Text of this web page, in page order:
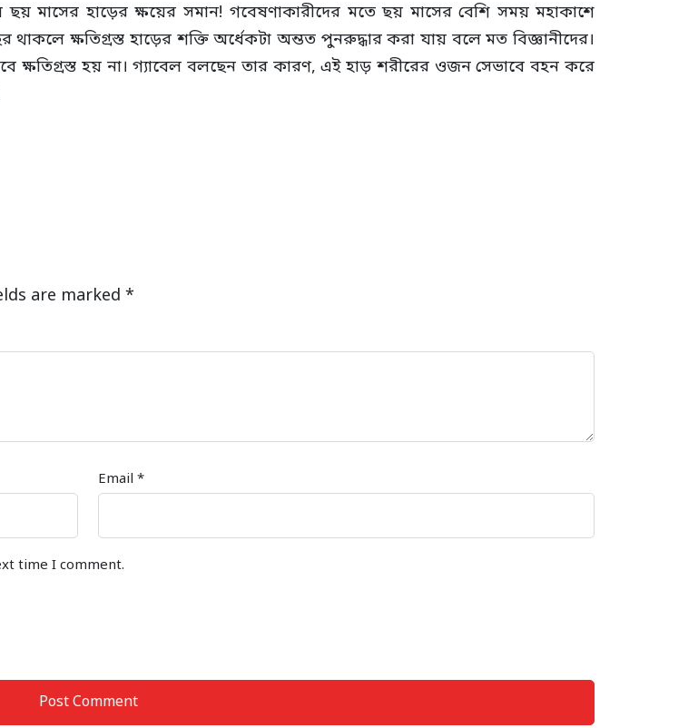
ছয় মাসের হাড়ের ক্ষয়ের সমান! গবেষণাকারীদের মতে ছয় মাসের বেশি সময় মহাকাশে
ক্ষতিগ্রস্ত হাড়ের শক্তি অর্ধেকটা অন্তত পুনরুদ্ধার করা যায় বলে মত বিজ্ঞানীদের।
ক্ষতিগ্রস্ত হয় না। গ্যাবেল বলছেন তার কারণ, এই হাড় শরীরের ওজন সেভাবে বহন করে
are marked *
Email*
time I comment.